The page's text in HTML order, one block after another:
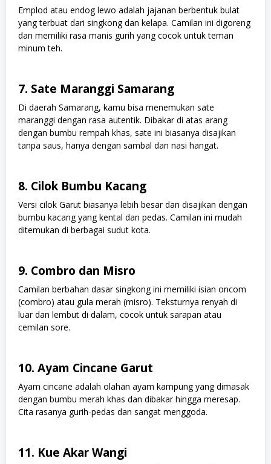
Emplod atau endog lewo adalah jajanan berbentuk bulat
yang terbuat dari singkong dan kelapa. Camilan ini digoreng
dan memiliki rasa manis gurih yang cocok untuk teman
minum teh.
7. Sate Maranggi Samarang
Di daerah Samarang, kamu bisa menemukan sate
maranggi dengan rasa autentik. Dibakar di atas arang
dengan bumbu rempah khas, sate ini biasanya disajikan
tanpa saus, hanya dengan sambal dan nasi hangat.
8. Cilok Bumbu Kacang
Versi cilok Garut biasanya lebih besar dan disajikan dengan
bumbu kacang yang kental dan pedas. Camilan ini mudah
ditemukan di berbagai sudut kota.
9. Combro dan Misro
Camilan berbahan dasar singkong ini memiliki isian oncom
(combro) atau gula merah (misro). Teksturnya renyah di
luar dan lembut di dalam, cocok untuk sarapan atau
cemilan sore.
10. Ayam Cincane Garut
Ayam cincane adalah olahan ayam kampung yang dimasak
dengan bumbu merah khas dan dibakar hingga meresap.
Cita rasanya gurih-pedas dan sangat menggoda.
11. Kue Akar Wangi